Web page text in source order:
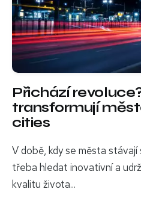
Přichází
transformují
cities
V době, kdy se města
třeba hledat inovativní a
kvalitu života...